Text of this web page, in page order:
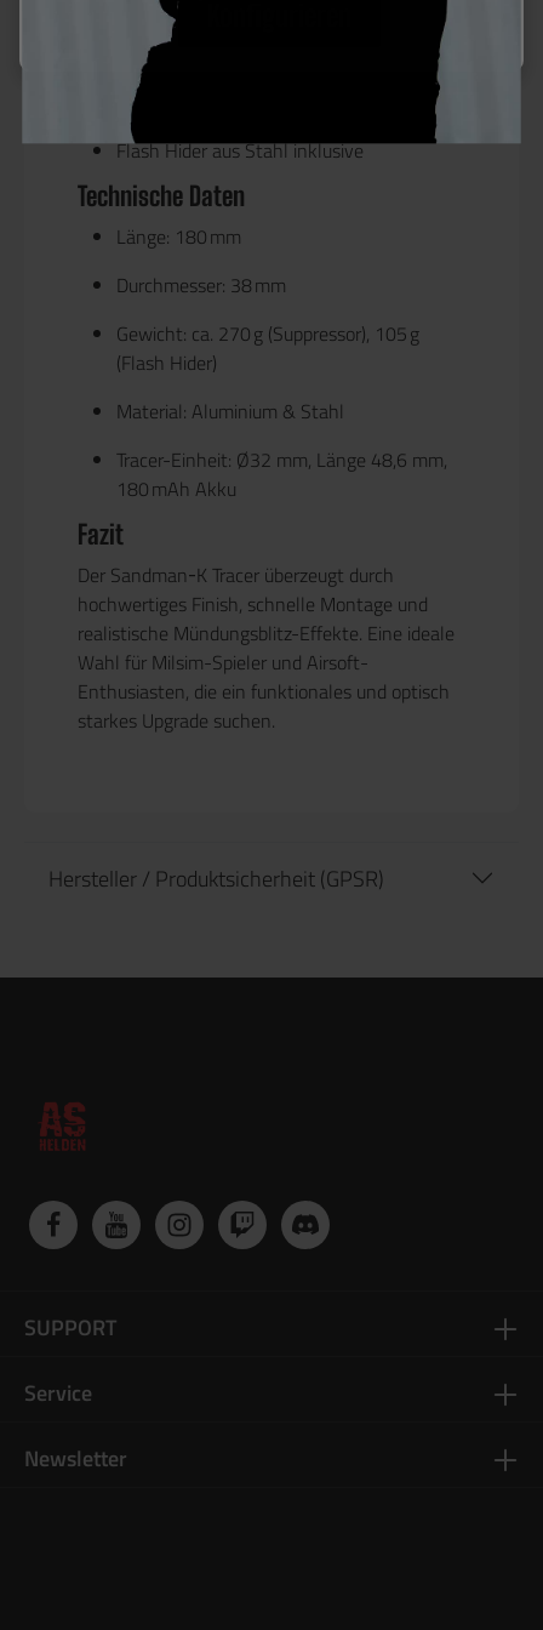
KeyMo QD-Montagesystem für schnellen
An- und Abbau
Kompatibel mit 14 mm CCW-Gewinde
Flash Hider aus Stahl inklusive
Technische Daten
Länge: 180 mm
Durchmesser: 38 mm
Gewicht: ca. 270 g (Suppressor), 105 g
(Flash Hider)
Material: Aluminium & Stahl
Tracer-Einheit: Ø32 mm, Länge 48,6 mm,
180 mAh Akku
Fazit
Der Sandman‑K Tracer überzeugt durch
hochwertiges Finish, schnelle Montage und
realistische Mündungsblitz-Effekte. Eine ideale
Wahl für Milsim-Spieler und Airsoft-
Enthusiasten, die ein funktionales und optisch
starkes Upgrade suchen.
Hersteller / Produktsicherheit (GPSR)
Newsletter
SUPPORT
Service